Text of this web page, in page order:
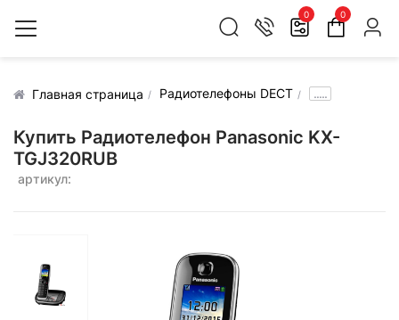
0 0
Главная страница Радиотелефоны DECT .....
Купить Радиотелефон Panasonic KX-
TGJ320RUB
артикул: